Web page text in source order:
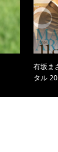
有坂ま
タル